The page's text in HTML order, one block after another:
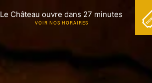
Le Château ouvre dans 27 minutes
VOIR NOS HORAIRES